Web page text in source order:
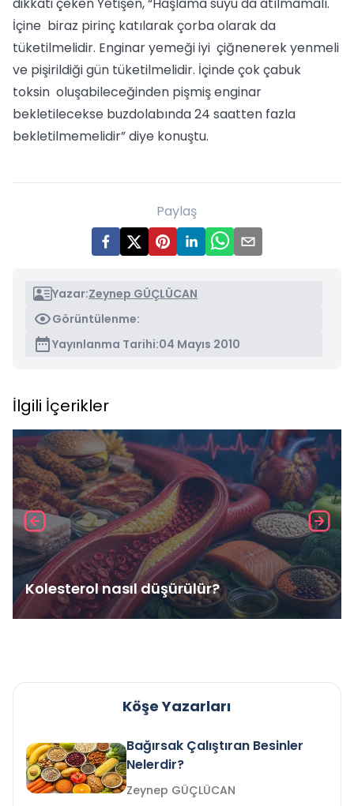
İçine biraz pirinç katılarak çorba olarak da
tüketilmelidir. Enginar yemeği iyi çiğnenerek yenmeli
ve pişirildiği gün tüketilmelidir. İçinde çok çabuk
toksin oluşabileceğinden pişmiş enginar
bekletilecekse buzdolabında 24 saatten fazla
bekletilmemelidir” diye konuştu.
Paylaş
Yazar:Zeynep GÜÇLÜCAN
Görüntülenme:
Yayınlanma Tarihi:04 Mayıs 2010
İlgili İçerikler
Kolesterol nasıl düşürülür?
Köşe Yazarları
Bağırsak Çalıştıran Besinler
Nelerdir?
Zeynep GÜÇLÜCAN